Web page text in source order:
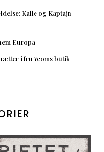
Kalle og Kaptajn
Europa
i fru Yeoms butik